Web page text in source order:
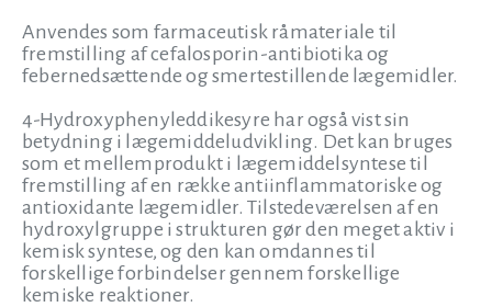
Anvendes som farmaceutisk råmateriale til
fremstilling af cefalosporin-antibiotika og
febernedsættende og smertestillende lægemidler.
4-Hydroxyphenyleddikesyre har også vist sin
betydning i lægemiddeludvikling. Det kan bruges
som et mellemprodukt i lægemiddelsyntese til
fremstilling af en række antiinflammatoriske og
antioxidante lægemidler. Tilstedeværelsen af en
hydroxylgruppe i strukturen gør den meget aktiv i
kemisk syntese, og den kan omdannes til
forskellige forbindelser gennem forskellige
kemiske reaktioner.